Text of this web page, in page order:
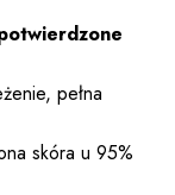
pełna
skóra u 95%